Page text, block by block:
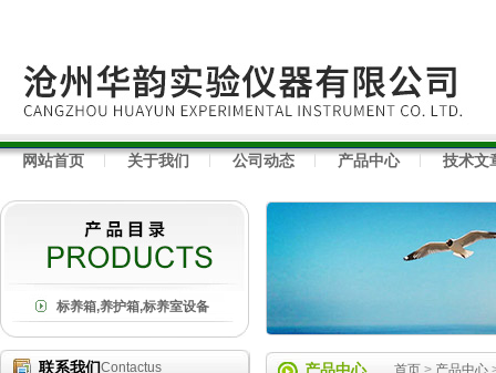
网站首页 关于我们 公司动态 产品中心 技术文
标养箱,养护箱,标养室设备
联系我们Contactus 首页 > 产品中心